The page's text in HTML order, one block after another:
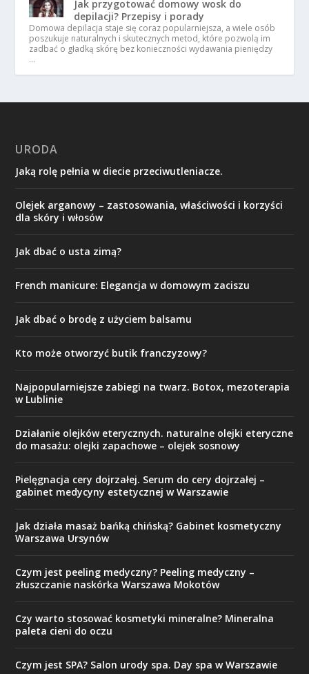
Jak przygotować domowy wosk do
depilacji? Przepisy i porady
Domowa depilacja staje się coraz popularniejsza, a wiele osób
poszukuje naturalnych i skutecznych metod, które pozwolą im
zadbać o gładką skórę bez konieczności wydawania pieniędzy
…
URODA
Jaką rolę pełnia w diecie przeciwutleniacze.
Olejek arganowy – zastosowania, właściwości i korzyści
dla skóry i włosów
Jak dbać o usta zimą?
French manicure: Elegancja w domowym zaciszu
Jak dbać o brodę z użyciem balsamu
Kto może otworzyć butik franczyzowy?
Najpopularniejsze zabiegi na twarz. Botox, mezoterapia
w Lublinie
Działanie olejków eterycznych. naturalne olejki eteryczne
do masażu: olejki zapachowe – olejek sosnowy
Pielęgnacja cery dojrzałej. Serum do cery dojrzałej –
gabinet medycyny estetycznej w Warszawie
Jak działa masaż bańką chińską? Gabinet kosmetyczny
Warszawa Ursynów
Czym jest peeling medyczny? Peeling medyczny –
złuszczanie naskórka Warszawa Mokotów
Czy warto stosować kosmetyki mineralne? Mineralna
paleta cieni do oczu
Czym jest SPA? Salon urody spa. Day spa w Warszawie